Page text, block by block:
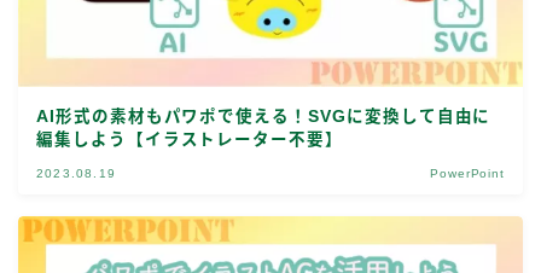
AI形式の素材もパワポで使える！SVGに変換して自由に
編集しよう【イラストレーター不要】
2023.08.19 PowerPoint